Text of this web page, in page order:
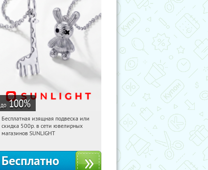
до 100%
08:50:21 Получили:
Россия
Бесплатная изящная подвеска или
скидка 500р. в сети ювелирных
магазинов SUNLIGHT
Бесплатно